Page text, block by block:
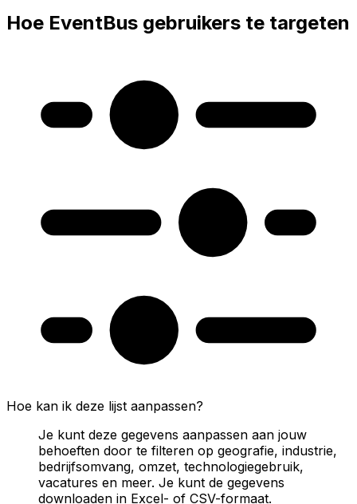
Hoe EventBus gebruikers te targeten
Hoe kan ik deze lijst aanpassen?
Je kunt deze gegevens aanpassen aan jouw
behoeften door te filteren op geografie, industrie,
bedrijfsomvang, omzet, technologiegebruik,
vacatures en meer. Je kunt de gegevens
downloaden in Excel- of CSV-formaat.